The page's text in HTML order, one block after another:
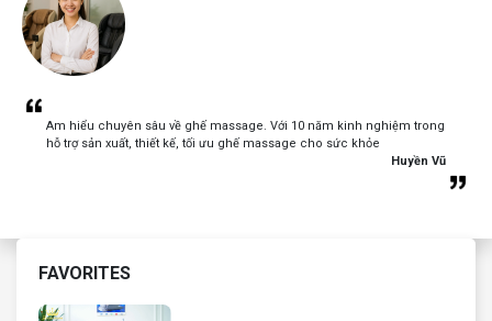
Am hiểu chuyên sâu về ghế massage. Với 10 năm kinh nghiệm trong
hỗ trợ sản xuất, thiết kế, tối ưu ghế massage cho sức khỏe
Huyền Vũ
FAVORITES